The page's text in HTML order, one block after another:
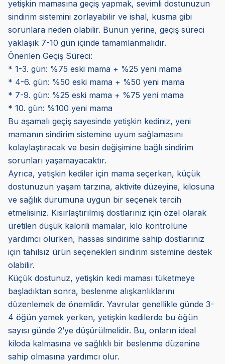
yetişkin mamasına geçiş yapmak, sevimli dostunuzun
sindirim sistemini zorlayabilir ve ishal, kusma gibi
sorunlara neden olabilir. Bunun yerine, geçiş süreci
yaklaşık 7-10 gün içinde tamamlanmalıdır.
Önerilen Geçiş Süreci:
* 1-3. gün: %75 eski mama + %25 yeni mama
* 4-6. gün: %50 eski mama + %50 yeni mama
* 7-9. gün: %25 eski mama + %75 yeni mama
* 10. gün: %100 yeni mama
Bu aşamalı geçiş sayesinde yetişkin kediniz, yeni
mamanın sindirim sistemine uyum sağlamasını
kolaylaştıracak ve besin değişimine bağlı sindirim
sorunları yaşamayacaktır.
Ayrıca, yetişkin kediler için mama seçerken, küçük
dostunuzun yaşam tarzına, aktivite düzeyine, kilosuna
ve sağlık durumuna uygun bir seçenek tercih
etmelisiniz. Kısırlaştırılmış dostlarınız için özel olarak
üretilen düşük kalorili mamalar, kilo kontrolüne
yardımcı olurken, hassas sindirime sahip dostlarınız
için tahılsız ürün seçenekleri sindirim sistemine destek
olabilir.
Küçük dostunuz, yetişkin kedi maması tüketmeye
başladıktan sonra, beslenme alışkanlıklarını
düzenlemek de önemlidir. Yavrular genellikle günde 3-
4 öğün yemek yerken, yetişkin kedilerde bu öğün
sayısı günde 2’ye düşürülmelidir. Bu, onların ideal
kiloda kalmasına ve sağlıklı bir beslenme düzenine
sahip olmasına yardımcı olur.